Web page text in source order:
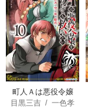
町人Ａは悪役令嬢
をどうしても救い
目黒三吉 /一色孝